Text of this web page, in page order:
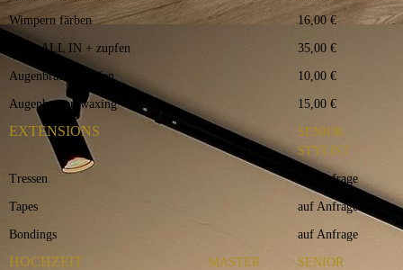
Wimpern färben 16,00 €
Farbe ALL IN + zupfen 35,00 €
Augenbrauen zupfen 10,00 €
Augenbrauen waxing 15,00 €
EXTENSIONS
SENIOR
STYLIST
Tressen auf Anfrage
Tapes auf Anfrage
Bondings auf Anfrage
HOCHZEIT
MASTER
SENIOR